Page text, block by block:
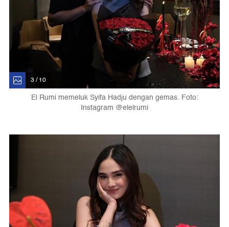
3 / 10
El Rumi memeluk Syifa Hadju dengan gemas. Foto:
Instagram @elelrumi